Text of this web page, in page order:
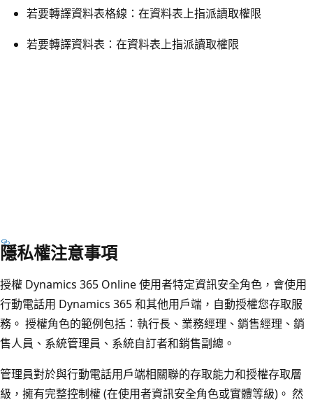
若要轉譯資料表格線：在資料表上指派讀取權限
若要轉譯資料表：在資料表上指派讀取權限
隱私權注意事項
授權 Dynamics 365 Online 使用者特定資訊安全角色，會使用
行動電話用 Dynamics 365 和其他用戶端，自動授權您存取服
務。 授權角色的範例包括：執行長、業務經理、銷售經理、銷
售人員、系統管理員、系統自訂者和銷售副總。
管理員對於與行動電話用戶端相關聯的存取能力和授權存取層
級，擁有完整控制權 (在使用者資訊安全角色或實體等級)。 然